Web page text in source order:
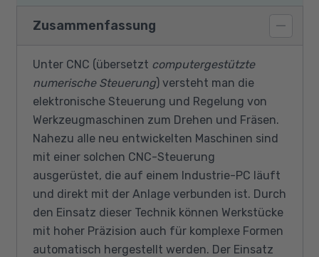
Zusammenfassung
Unter CNC (übersetzt computergestützte
numerische Steuerung) versteht man die
elektronische Steuerung und Regelung von
Werkzeugmaschinen zum Drehen und Fräsen.
Nahezu alle neu entwickelten Maschinen sind
mit einer solchen CNC-Steuerung
ausgerüstet, die auf einem Industrie-PC läuft
und direkt mit der Anlage verbunden ist. Durch
den Einsatz dieser Technik können Werkstücke
mit hoher Präzision auch für komplexe Formen
automatisch hergestellt werden. Der Einsatz